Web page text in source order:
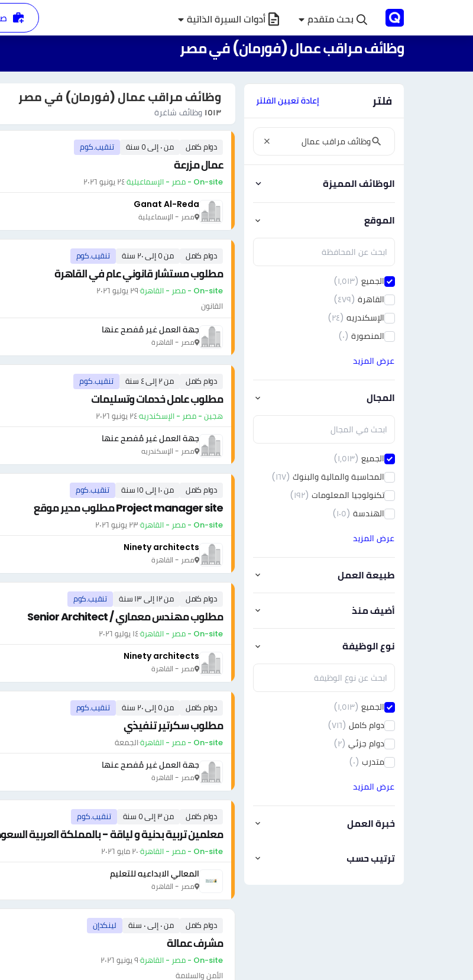
بحث متقدم أدوات السيرة الذاتية
وظائف مراقب عمال (فورمان) في مصر
فلتر إعادة تعيين الفلتر
الوظائف المميزة
الموقع
الجميع (١٫٥١٣)
القاهرة (٤٧٩)
الإسكندريه (٢٤)
المنصورة (٠)
عرض المزيد
المجال
الجميع (١٫٥١٣)
المحاسبة والمالية والبنوك (١٦٧)
تكنولوجيا المعلومات (١٩٢)
الهندسة (١٠٥)
عرض المزيد
طبيعة العمل
أضيف منذ
نوع الوظيفة
الجميع (١٫٥١٣)
دوام كامل (٧١٦)
دوام جزئي (٢)
متدرب (٠)
عرض المزيد
خبرة العمل
ترتيب حسب
وظائف مراقب عمال (فورمان) في مصر
١٥١٣ وظائف شاغرة
دوام كامل من ٠ إلى ٥ سنة تنقيب.كوم
عمال مزرعة
On-site - مصر - الإسماعيلية ·٢٤ يونيو ٢٠٢٦
Ganat Al-Reda
مصر - الإسماعيلية
دوام كامل من ٥ إلى ٢٠ سنة تنقيب.كوم
مطلوب مستشار قانوني عام في القاهرة
On-site - مصر - القاهرة ·٢٩ يوليو ٢٠٢٦
القانون
جهة العمل غير مُفصح عنها
مصر - القاهرة
دوام كامل من ٢ إلى ٤ سنة تنقيب.كوم
مطلوب عامل خدمات وتسليمات
هجين - مصر - الإسكندريه·٢٤ يونيو ٢٠٢٦
جهة العمل غير مُفصح عنها
مصر - الإسكندريه
دوام كامل من ١٠ إلى ١٥ سنة تنقيب.كوم
Project manager site مطلوب مدير موقع
On-site - مصر - القاهرة ·٢٣ يونيو ٢٠٢٦
Ninety architects
مصر - القاهرة
دوام كامل من ١٢ إلى ١٣ سنة تنقيب.كوم
مطلوب مهندس معماري / Senior Architect
On-site - مصر - القاهرة ·١٤ يوليو ٢٠٢٦
Ninety architects
مصر - القاهرة
دوام كامل من ٥ إلى ٢٠ سنة تنقيب.كوم
مطلوب سكرتير تنفيذي
On-site - مصر - القاهرة ·الجمعة
جهة العمل غير مُفصح عنها
مصر - القاهرة
دوام كامل من ٣ إلى ٥ سنة تنقيب.كوم
معلمين تربية بدنية و لياقة - بالمملكة العربية
On-site - مصر - القاهرة ·٢٠ مايو ٢٠٢٦
المعالي الابداعيه للتعليم
مصر - القاهرة
دوام كامل من ٠ إلى ٠ سنة لينكدإن
مشرف عمالة
On-site - مصر - القاهرة ·٩ يونيو ٢٠٢٦
الأمن والسلامة